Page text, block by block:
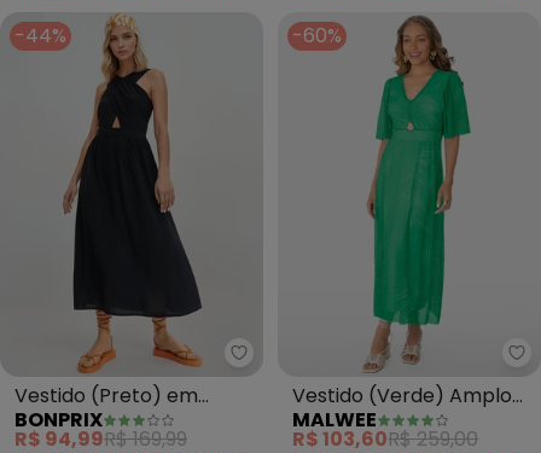
-44%
bonprix - Vestido (Preto) em
Vestido (Preto) em
Malha de Viscose
BONPRIX
R$ 94,99R$ 169,99
-60%
Vestido (Verde) Amplo
Abstrato em Tule
MALWEE
R$ 103,60R$ 259,00